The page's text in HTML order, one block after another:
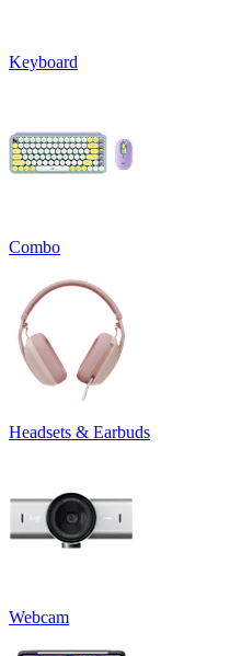
Keyboard
Combo
Headsets & Earbuds
Webcam